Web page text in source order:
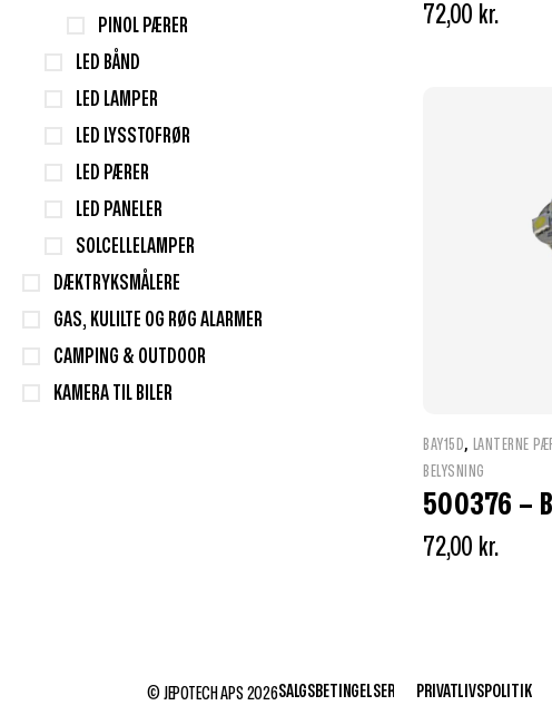
72,00 kr.
BAY15D, LANTERNE
BELYSNING
500376 –
72,00 kr.
PINOL PÆRER
LED BÅND
LED LAMPER
LED LYSSTOFRØR
LED PÆRER
LED PANELER
SOLCELLELAMPER
DÆKTRYKSMÅLERE
GAS, KULILTE OG RØG ALARMER
CAMPING & OUTDOOR
KAMERA TIL BILER
© JEPOTECH APS 2026SALGSBETINGELSER PRIVATLIVSPOLITIK